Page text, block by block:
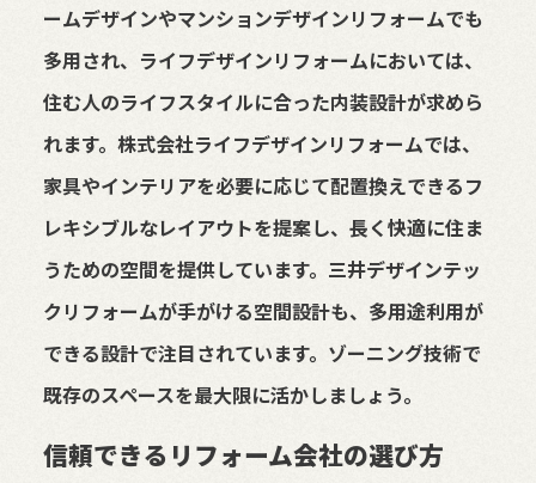
ームデザインやマンションデザインリフォームでも
多用され、ライフデザインリフォームにおいては、
住む人のライフスタイルに合った内装設計が求めら
れます。株式会社ライフデザインリフォームでは、
家具やインテリアを必要に応じて配置換えできるフ
レキシブルなレイアウトを提案し、長く快適に住ま
うための空間を提供しています。三井デザインテッ
クリフォームが手がける空間設計も、多用途利用が
できる設計で注目されています。ゾーニング技術で
既存のスペースを最大限に活かしましょう。
信頼できるリフォーム会社の選び方